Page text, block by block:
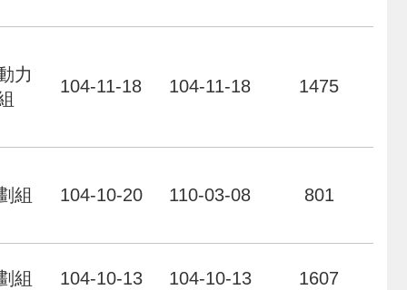
力
104-11-18 104-11-18 1475
組 104-10-20 110-03-08 801
組 104-10-13 104-10-13 1607